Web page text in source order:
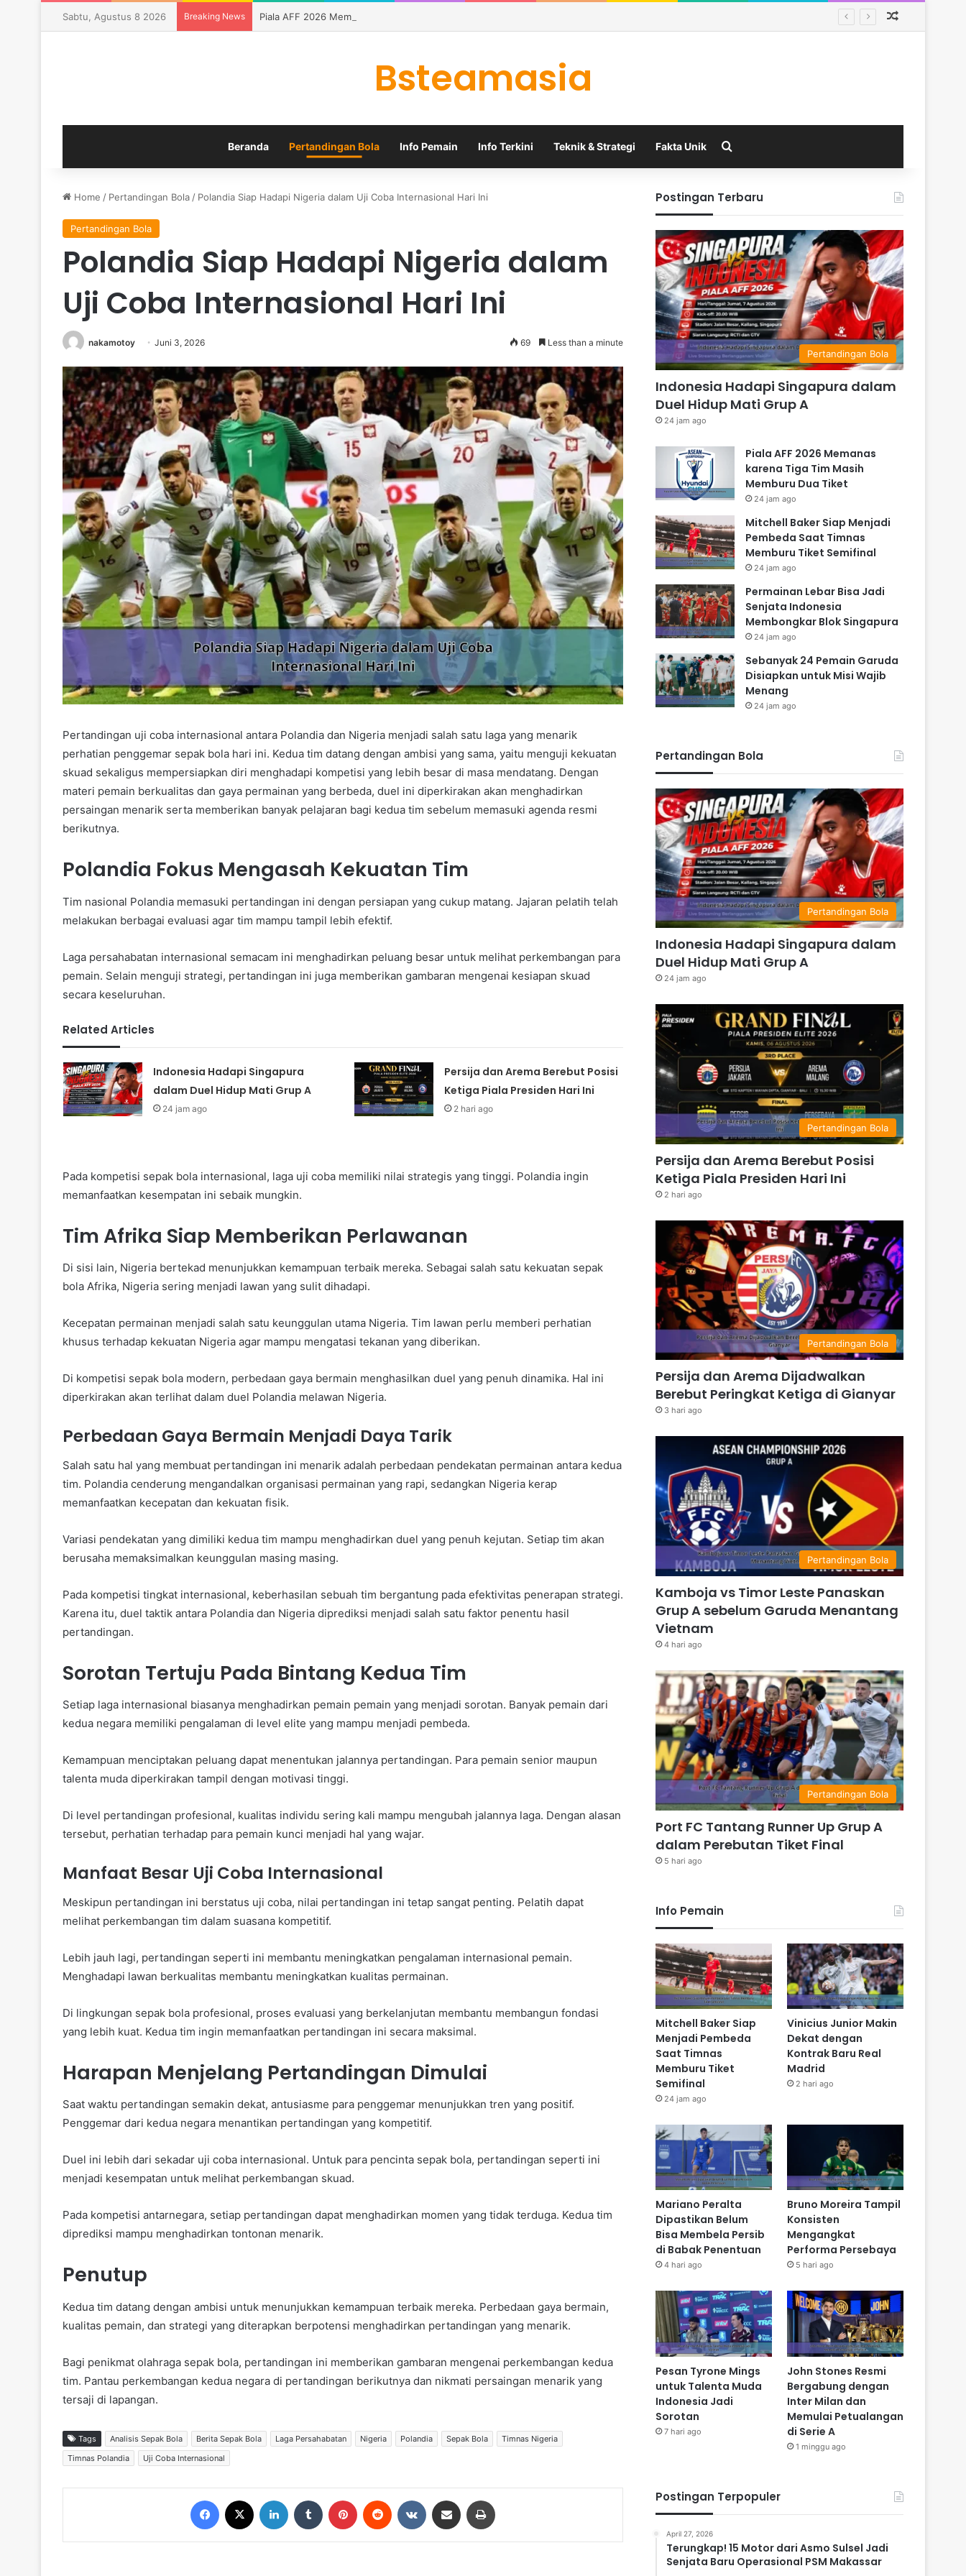
Sabtu, Agustus 8 2026 Breaking News Piala AFF 2026 Memanas karena Tiga Tim Masih Memburu Dua Tiket
Bsteamasia
Beranda Pertandingan Bola Info Pemain Info Terkini Teknik & Strategi Fakta Unik
Home / Pertandingan Bola / Polandia Siap Hadapi Nigeria dalam Uji Coba Internasional Hari Ini
Pertandingan Bola
Polandia Siap Hadapi Nigeria dalam
Uji Coba Internasional Hari Ini
nakamotoy Juni 3, 2026 69 Less than a minute
Pertandingan uji coba internasional antara Polandia dan Nigeria menjadi salah satu laga yang menarik
perhatian penggemar sepak bola hari ini. Kedua tim datang dengan ambisi yang sama, yaitu menguji kekuatan
skuad sekaligus mempersiapkan diri menghadapi kompetisi yang lebih besar di masa mendatang. Dengan
materi pemain berkualitas dan gaya permainan yang berbeda, duel ini diperkirakan akan menghadirkan
persaingan menarik serta memberikan banyak pelajaran bagi kedua tim sebelum memasuki agenda resmi
berikutnya.
Polandia Fokus Mengasah Kekuatan Tim
Tim nasional Polandia memasuki pertandingan ini dengan persiapan yang cukup matang. Jajaran pelatih telah
melakukan berbagai evaluasi agar tim mampu tampil lebih efektif.
Laga persahabatan internasional semacam ini menghadirkan peluang besar untuk melihat perkembangan para
pemain. Selain menguji strategi, pertandingan ini juga memberikan gambaran mengenai kesiapan skuad
secara keseluruhan.
Related Articles
Indonesia Hadapi Singapura
dalam Duel Hidup Mati Grup A
24 jam ago
Persija dan Arema Berebut Posisi
Ketiga Piala Presiden Hari Ini
2 hari ago
Pada kompetisi sepak bola internasional, laga uji coba memiliki nilai strategis yang tinggi. Polandia ingin
memanfaatkan kesempatan ini sebaik mungkin.
Tim Afrika Siap Memberikan Perlawanan
Di sisi lain, Nigeria bertekad menunjukkan kemampuan terbaik mereka. Sebagai salah satu kekuatan sepak
bola Afrika, Nigeria sering menjadi lawan yang sulit dihadapi.
Kecepatan permainan menjadi salah satu keunggulan utama Nigeria. Tim lawan perlu memberi perhatian
khusus terhadap kekuatan Nigeria agar mampu mengatasi tekanan yang diberikan.
Di kompetisi sepak bola modern, perbedaan gaya bermain menghasilkan duel yang penuh dinamika. Hal ini
diperkirakan akan terlihat dalam duel Polandia melawan Nigeria.
Perbedaan Gaya Bermain Menjadi Daya Tarik
Salah satu hal yang membuat pertandingan ini menarik adalah perbedaan pendekatan permainan antara kedua
tim. Polandia cenderung mengandalkan organisasi permainan yang rapi, sedangkan Nigeria kerap
memanfaatkan kecepatan dan kekuatan fisik.
Variasi pendekatan yang dimiliki kedua tim mampu menghadirkan duel yang penuh kejutan. Setiap tim akan
berusaha memaksimalkan keunggulan masing masing.
Pada kompetisi tingkat internasional, keberhasilan sebuah tim bergantung pada efektivitas penerapan strategi.
Karena itu, duel taktik antara Polandia dan Nigeria diprediksi menjadi salah satu faktor penentu hasil
pertandingan.
Sorotan Tertuju Pada Bintang Kedua Tim
Setiap laga internasional biasanya menghadirkan pemain pemain yang menjadi sorotan. Banyak pemain dari
kedua negara memiliki pengalaman di level elite yang mampu menjadi pembeda.
Kemampuan menciptakan peluang dapat menentukan jalannya pertandingan. Para pemain senior maupun
talenta muda diperkirakan tampil dengan motivasi tinggi.
Di level pertandingan profesional, kualitas individu sering kali mampu mengubah jalannya laga. Dengan alasan
tersebut, perhatian terhadap para pemain kunci menjadi hal yang wajar.
Manfaat Besar Uji Coba Internasional
Meskipun pertandingan ini berstatus uji coba, nilai pertandingan ini tetap sangat penting. Pelatih dapat
melihat perkembangan tim dalam suasana kompetitif.
Lebih jauh lagi, pertandingan seperti ini membantu meningkatkan pengalaman internasional pemain.
Menghadapi lawan berkualitas membantu meningkatkan kualitas permainan.
Di lingkungan sepak bola profesional, proses evaluasi yang berkelanjutan membantu membangun fondasi
yang lebih kuat. Kedua tim ingin memanfaatkan pertandingan ini secara maksimal.
Harapan Menjelang Pertandingan Dimulai
Saat waktu pertandingan semakin dekat, antusiasme para penggemar menunjukkan tren yang positif.
Penggemar dari kedua negara menantikan pertandingan yang kompetitif.
Duel ini lebih dari sekadar uji coba internasional. Untuk para pencinta sepak bola, pertandingan seperti ini
menjadi kesempatan untuk melihat perkembangan skuad.
Pada kompetisi antarnegara, setiap pertandingan dapat menghadirkan momen yang tidak terduga. Kedua tim
diprediksi mampu menghadirkan tontonan menarik.
Penutup
Kedua tim datang dengan ambisi untuk menunjukkan kemampuan terbaik mereka. Perbedaan gaya bermain,
kualitas pemain, dan strategi yang diterapkan berpotensi menghadirkan pertandingan yang menarik.
Bagi penikmat olahraga sepak bola, pertandingan ini memberikan gambaran mengenai perkembangan kedua
tim. Pantau perkembangan kedua negara di pertandingan berikutnya dan nikmati persaingan menarik yang
tersaji di lapangan.
Tags Analisis Sepak Bola Berita Sepak Bola Laga Persahabatan Nigeria Polandia Sepak Bola
Timnas Nigeria
Timnas Polandia
Uji Coba Internasional
Postingan Terbaru
Pertandingan Bola
Indonesia Hadapi Singapura dalam
Duel Hidup Mati Grup A
24 jam ago
Piala AFF 2026 Memanas
karena Tiga Tim Masih
Memburu Dua Tiket
24 jam ago
Mitchell Baker Siap Menjadi
Pembeda Saat Timnas
Memburu Tiket Semifinal
24 jam ago
Permainan Lebar Bisa Jadi
Senjata Indonesia
Membongkar Blok Singapura
24 jam ago
Sebanyak 24 Pemain Garuda
Disiapkan untuk Misi Wajib
Menang
24 jam ago
Pertandingan Bola
Pertandingan Bola
Indonesia Hadapi Singapura dalam
Duel Hidup Mati Grup A
24 jam ago
Pertandingan Bola
Persija dan Arema Berebut Posisi
Ketiga Piala Presiden Hari Ini
2 hari ago
Pertandingan Bola
Persija dan Arema Dijadwalkan
Berebut Peringkat Ketiga di Gianyar
3 hari ago
Pertandingan Bola
Kamboja vs Timor Leste Panaskan
Grup A sebelum Garuda Menantang
Vietnam
4 hari ago
Pertandingan Bola
Port FC Tantang Runner Up Grup A
dalam Perebutan Tiket Final
5 hari ago
Info Pemain
Mitchell Baker Siap
Menjadi Pembeda
Saat Timnas
Memburu Tiket
Semifinal
24 jam ago
Vinicius Junior Makin
Dekat dengan
Kontrak Baru Real
Madrid
2 hari ago
Mariano Peralta
Dipastikan Belum
Bisa Membela Persib
di Babak Penentuan
4 hari ago
Bruno Moreira Tampil
Konsisten
Mengangkat
Performa Persebaya
5 hari ago
Pesan Tyrone Mings
untuk Talenta Muda
Indonesia Jadi
Sorotan
7 hari ago
John Stones Resmi
Bergabung dengan
Inter Milan dan
Memulai Petualangan
di Serie A
1 minggu ago
Postingan Terpopuler
April 27, 2026
Terungkap! 15 Motor dari Asmo Sulsel Jadi
Senjata Baru Operasional PSM Makassar